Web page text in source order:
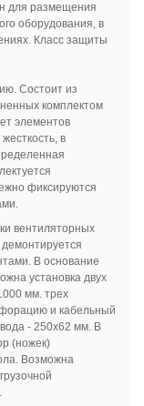
для размещения
оборудования, в
Класс защиты
Состоит из
комплектом
элементов
в
фиксируются
вентиляторных
В основание
установка двух
мм. трех
и кабельный
- 250х62 мм. В
(ножек)
Возможна